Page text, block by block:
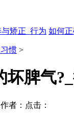
矫正_行为 如何
惯 >
坏脾气
作者： 点击：